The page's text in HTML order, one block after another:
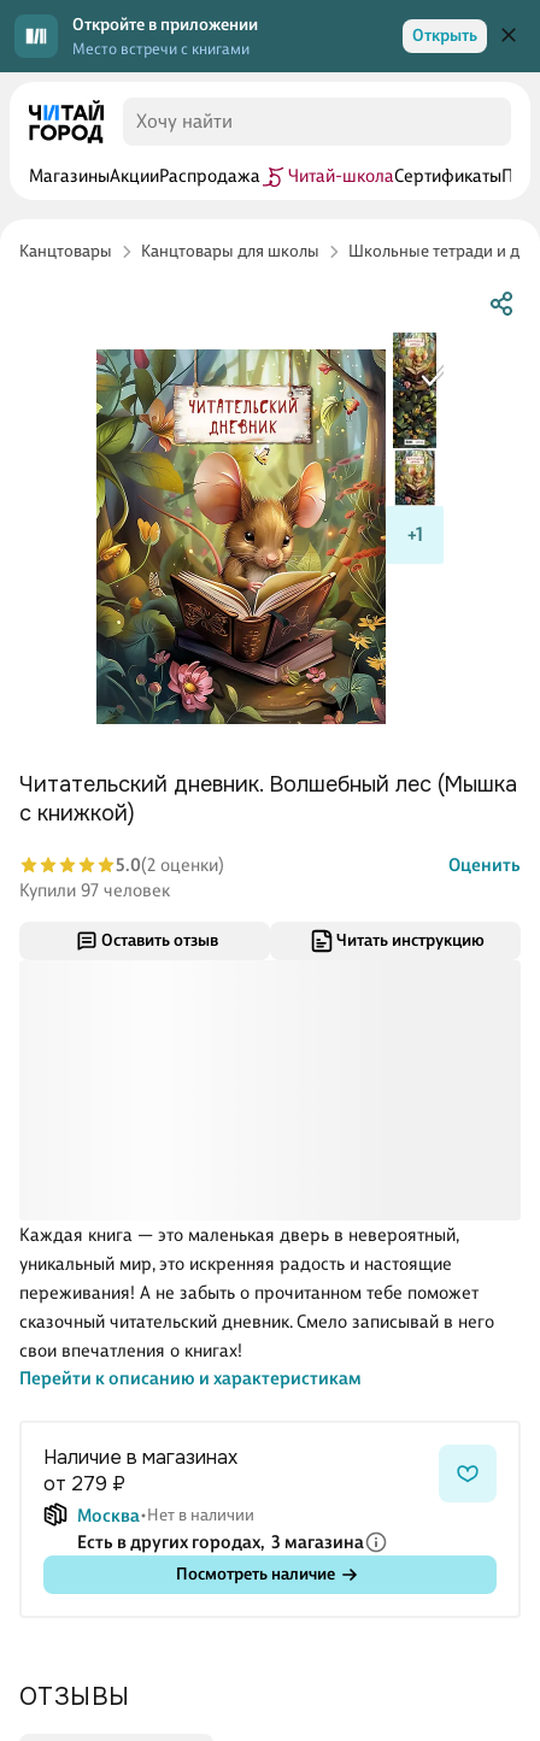
Откройте в приложении
Место встречи с книгами
Открыть
МагазиныАкцииРаспродажа Читай-школаСертификаты
Канцтовары Канцтовары для школы Школьные тетради и
+1
Оставить отзыв Читать инструкцию
Каждая книга — это маленькая дверь в невероятный,
уникальный мир, это искренняя радость и настоящие
переживания! А не забыть о прочитанном тебе поможет
сказочный читательский дневник. Смело записывай в него
свои впечатления о книгах!
Перейти к описанию и характеристикам
Читательский дневник. Волшебный лес (Мышка
с книжкой)
5.0(2 оценки)
Оценить
Купили 97 человек
Наличие в магазинах
от 279 ₽
Москва Нет в наличии
Есть в других городах, 3 магазина
Посмотреть наличие
ОТЗЫВЫ